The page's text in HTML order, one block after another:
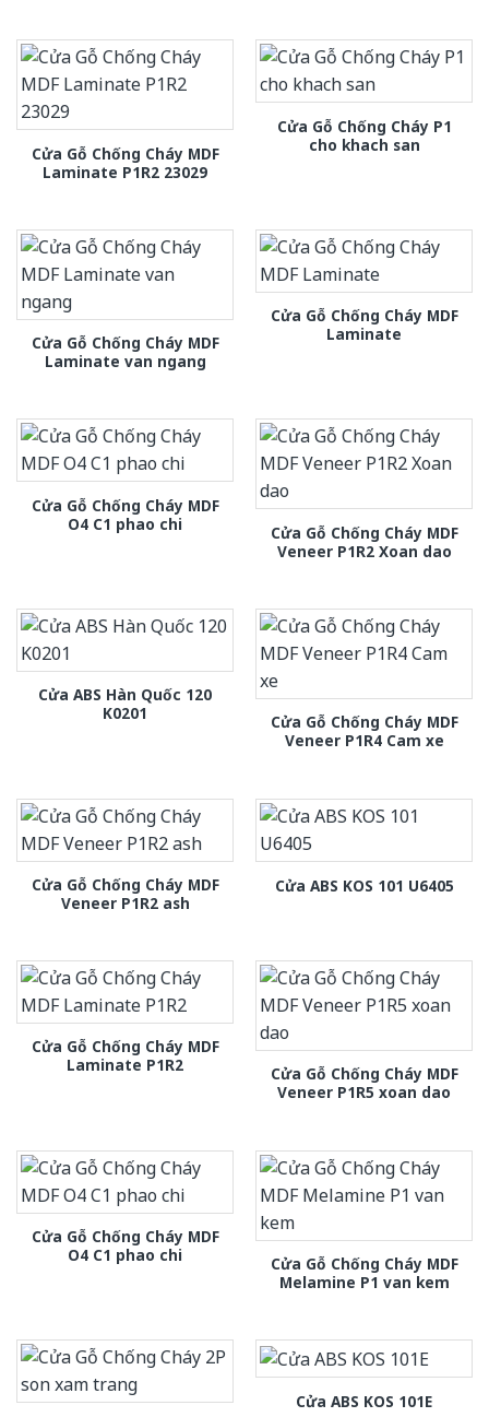
Cửa Gỗ Chống Cháy MDF
Laminate P1R2 23029
Cửa Gỗ Chống Cháy P1
cho khach san
Cửa Gỗ Chống Cháy MDF
Laminate van ngang
Cửa Gỗ Chống Cháy MDF
Laminate
Cửa Gỗ Chống Cháy MDF
O4 C1 phao chi
Cửa Gỗ Chống Cháy MDF
Veneer P1R2 Xoan dao
Cửa ABS Hàn Quốc 120
K0201
Cửa Gỗ Chống Cháy MDF
Veneer P1R4 Cam xe
Cửa Gỗ Chống Cháy MDF
Veneer P1R2 ash
Cửa ABS KOS 101 U6405
Cửa Gỗ Chống Cháy MDF
Laminate P1R2
Cửa Gỗ Chống Cháy MDF
Veneer P1R5 xoan dao
Cửa Gỗ Chống Cháy MDF
O4 C1 phao chi
Cửa Gỗ Chống Cháy MDF
Melamine P1 van kem
Cửa ABS KOS 101E